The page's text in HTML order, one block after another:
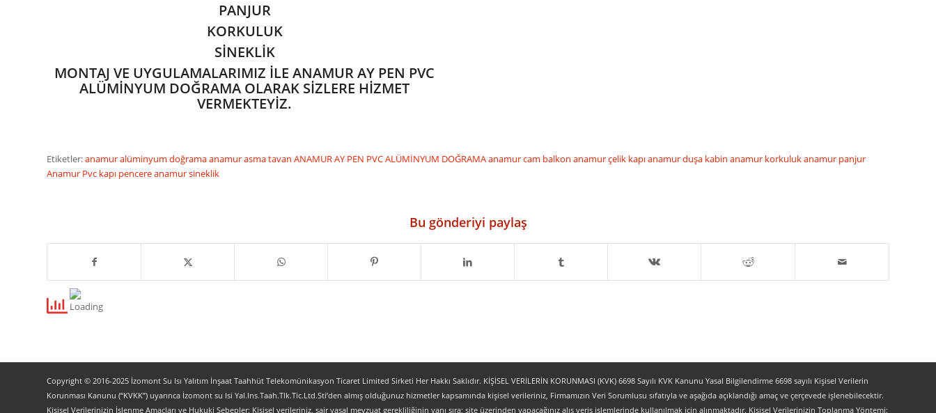
PANJUR
KORKULUK
SİNEKLİK
MONTAJ VE UYGULAMALARIMIZ İLE ANAMUR AY PEN PVC
ALÜMİNYUM DOĞRAMA OLARAK SİZLERE HİZMET
VERMEKTEYİZ.
Etiketler:anamur alüminyum doğramaanamur asma tavan ANAMUR AY PEN PVC ALÜMİNYUM DOĞRAMAanamur cam balkon anamur çelik kapıanamur duşa kabin anamur korkulukanamur panjur
Anamur Pvc kapı pencereanamur sineklik
Bu gönderiyi paylaş
Copyright © 2016-2025 İzomont Su Isı Yalıtım İnşaat Taahhüt Telekomünikasyon Ticaret Limited Sirketi Her Hakkı Saklıdır. KİŞİSEL VERİLERİN KORUNMASI (KVK) 6698 Sayılı KVK Kanunu Yasal Bilgilendirme 6698 sayılı Kişisel Verilerin
Korunması Kanunu (“KVKK”) uyarınca İzomont su Isi Yal.Ins.Taah.Tlk.Tic.Ltd.Sti’den almış olduğunuz hizmetler kapsamında kişisel verileriniz, Firmamızın Veri Sorumlusu sıfatıyla ve aşağıda açıklandığı amaç ve çerçevede işlenebilecektir.
Kişisel Verilerinizin İşlenme Amaçları ve Hukuki Sebepler: Kişisel verileriniz, sair yasal mevzuat gerekliliğinin yanı sıra; site üzerinden yapacağınız alış veriş işlemlerinde kullanılmak için alınmaktadır. Kişisel Verilerinizin Toplanma Yöntemi: